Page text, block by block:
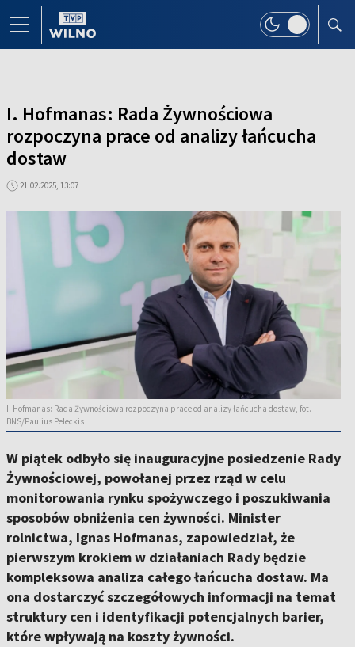
I. Hofmanas: Rada Żywnościowa
rozpoczyna prace od analizy łańcucha
dostaw
21.02.2025, 13:07
I. Hofmanas: Rada Żywnościowa rozpoczyna prace od analizy łańcucha dostaw, fot.
BNS/Paulius Peleckis
W piątek odbyło się inauguracyjne posiedzenie Rady
Żywnościowej, powołanej przez rząd w celu
monitorowania rynku spożywczego i poszukiwania
sposobów obniżenia cen żywności. Minister
rolnictwa, Ignas Hofmanas, zapowiedział, że
pierwszym krokiem w działaniach Rady będzie
kompleksowa analiza całego łańcucha dostaw. Ma
ona dostarczyć szczegółowych informacji na temat
struktury cen i identyfikacji potencjalnych barier,
które wpływają na koszty żywności.